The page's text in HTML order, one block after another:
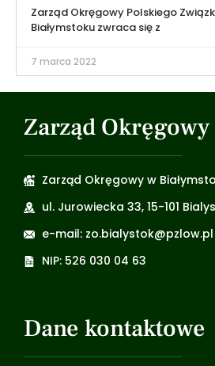
Zarząd Okręgowy Polskiego
Białymstoku zwraca się z
7 marca 2022
Zarząd Okręgowy
Zarząd Okręgowy w
ul. Jurowiecka 33, 15-101
e-mail: zo.bialystok@pzlow.pl
NIP: 526 030 04 63
Dane kontaktowe